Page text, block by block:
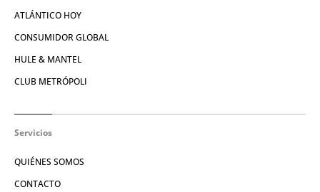
ATLÁNTICO HOY
CONSUMIDOR GLOBAL
HULE & MANTEL
CLUB METRÓPOLI
Servicios
QUIÉNES SOMOS
CONTACTO